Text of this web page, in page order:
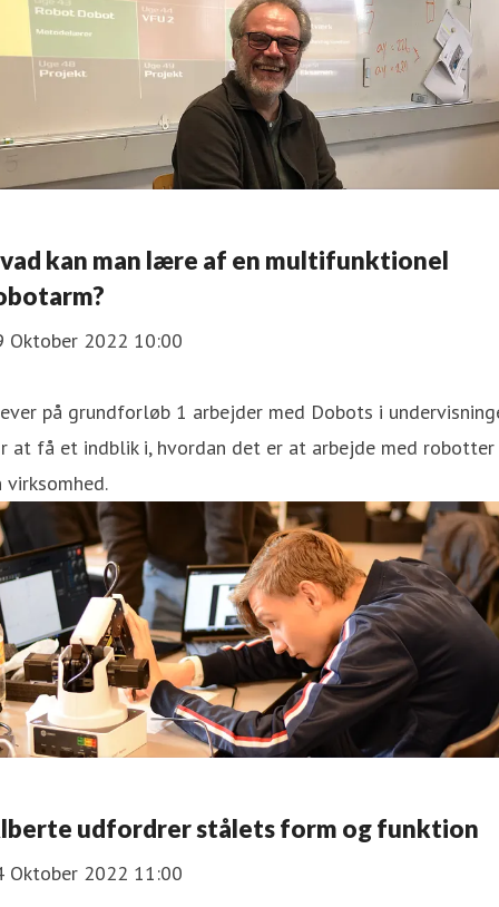
kan man lære af en multi funktionel
Oktober 2022 10:00
på grundforløb 1 arbejder med Dobots i
at få et indblik i, hvordan det er at arbejde med robotter
virksomhed.
udfordrer stålets form og funktion
Oktober 2022 11:00